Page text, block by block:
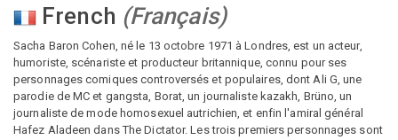
French (Français)
Sacha Baron Cohen, né le 13 octobre 1971 à Londres, est un acteur,
humoriste, scénariste et producteur britannique, connu pour ses
personnages comiques controversés et populaires, dont Ali G, une
parodie de MC et gangsta, Borat, un journaliste kazakh, Brüno, un
journaliste de mode homosexuel autrichien, et enfin l'amiral général
Hafez Aladeen dans The Dictator. Les trois premiers personnages sont